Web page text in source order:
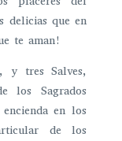
delicias que en
te aman!
tres Salves,
los Sagrados
en los
de los